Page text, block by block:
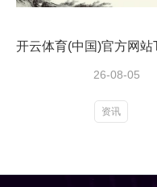
26-08-05
资讯